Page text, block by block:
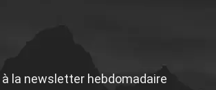
la newsletter hebdomadaire